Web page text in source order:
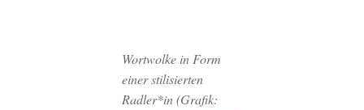
Wortwolke in Form
einer stilisierten
Radler*in (Grafik: